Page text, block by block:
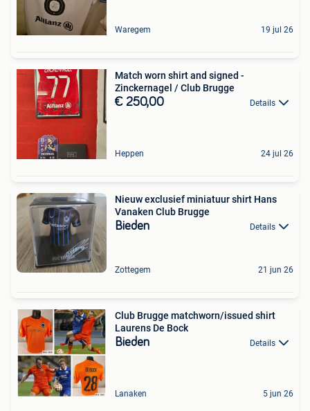
Waregem 19 jul 26
Match worn shirt and signed -
Zinckernagel / Club Brugge
€ 250,00 Details
Heppen 24 jul 26
Nieuw exclusief miniatuur shirt Hans
Vanaken Club Brugge
Bieden Details
Zottegem 21 jun 26
Club Brugge matchworn/issued shirt
Laurens De Bock
Bieden Details
Lanaken 5 jun 26